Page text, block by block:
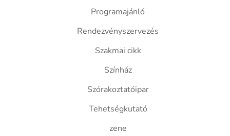
Programajánló
Rendezvényszervezés
Szakmai cikk
Színház
Szórakoztatóipar
Tehetségkutató
zene